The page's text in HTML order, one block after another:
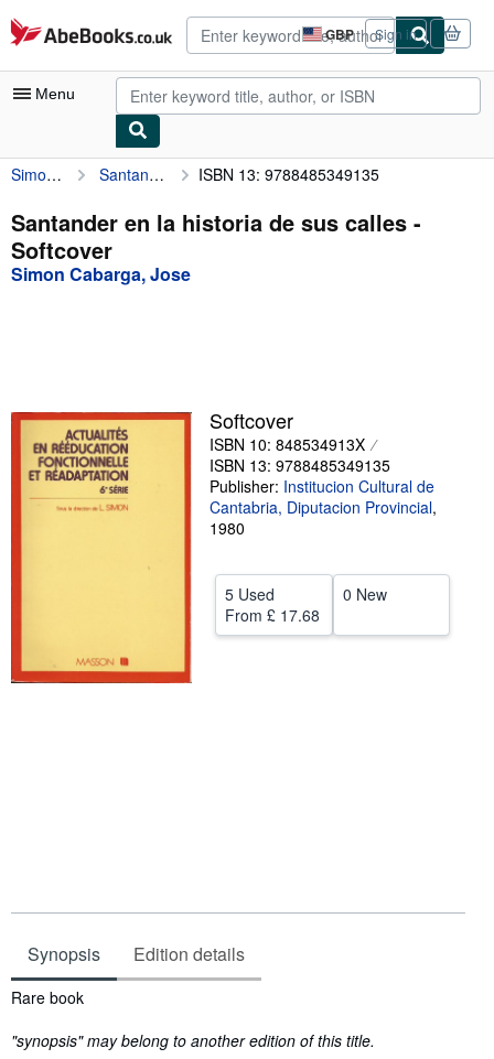
Skip to main content
AbeBooks.co.uk GBP
Site
shopping
preferences
Sign in
Menu
My Account
My Purchases
Advanced Search
Browse Collections
Textbooks
Sellers
Start Selling
Simon Cabarga, Jose Santander en la historia de sus calles ISBN 13: 9788485349135
Santander en la historia de sus calles -
Softcover
Simon Cabarga, Jose
Softcover
ISBN 10: 848534913X
ISBN 13: 9788485349135
Publisher: Institucion Cultural de
Cantabria, Diputacion Provincial,
1980
5 Used
From £ 17.68
0 New
Synopsis Edition details
Synopsis
Rare book
"synopsis" may belong to another edition of this title.